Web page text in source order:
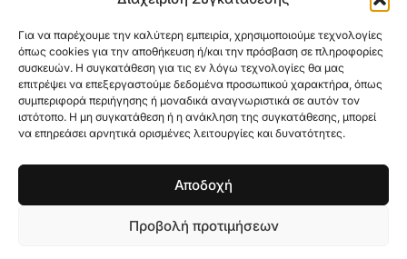
Για να παρέχουμε την καλύτερη εμπειρία, χρησιμοποιούμε τεχνολογίες
όπως cookies για την αποθήκευση ή/και την πρόσβαση σε πληροφορίες
συσκευών. Η συγκατάθεση για τις εν λόγω τεχνολογίες θα μας
επιτρέψει να επεξεργαστούμε δεδομένα προσωπικού χαρακτήρα, όπως
συμπεριφορά περιήγησης ή μοναδικά αναγνωριστικά σε αυτόν τον
ιστότοπο. Η μη συγκατάθεση ή η ανάκληση της συγκατάθεσης, μπορεί
να επηρεάσει αρνητικά ορισμένες λειτουργίες και δυνατότητες.
Αποδοχή
Προβολή προτιμήσεων
λογαριασμός
μου
Κατάστημα
Ποιοι Είμαστε
Gallery
Πληρωμής
Τρόποι
Αποστολής
Πολιτική
Επιστροφών
Σκουλαρίκια
Σταυροί
Βραχιόλια
Βέρες
Custom Made